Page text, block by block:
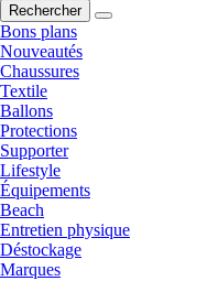
Rechercher
Bons plans
Nouveautés
Chaussures
Textile
Ballons
Protections
Supporter
Lifestyle
Équipements
Beach
Entretien physique
Déstockage
Marques